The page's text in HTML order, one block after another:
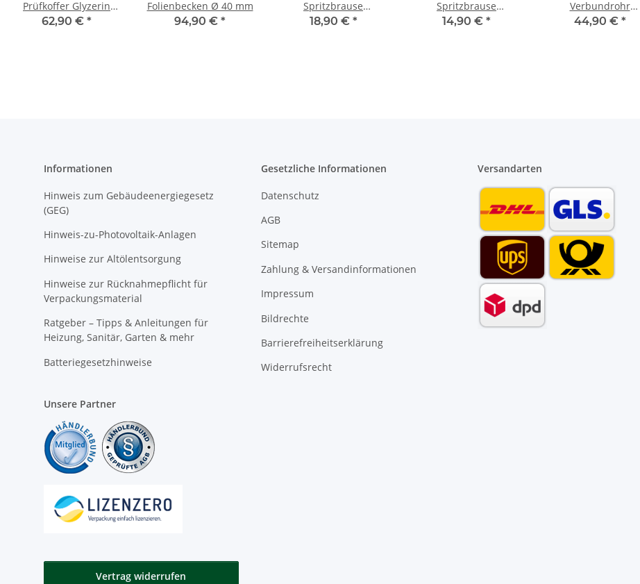
Prüfkoffer Glyzerin
PPKG
62,90 € *
Folienbecken Ø 40 mm
94,90 € *
Spritzbrause
Sprühpistole stufenlos
18,90 € *
Spritzbrause
Sprühpistole 8 fach
14,90 € *
Verbundrohr
Kunststoffrohr 16
44,90 € *
Informationen
Hinweis zum Gebäudeenergiegesetz
(GEG)
Hinweis-zu-Photovoltaik-Anlagen
Hinweise zur Altölentsorgung
Hinweise zur Rücknahmepflicht für
Verpackungsmaterial
Ratgeber – Tipps & Anleitungen für
Heizung, Sanitär, Garten & mehr
Batteriegesetzhinweise
Gesetzliche Informationen
Datenschutz
AGB
Sitemap
Zahlung & Versandinformationen
Impressum
Bildrechte
Barrierefreiheitserklärung
Widerrufsrecht
Versandarten
Unsere Partner
Vertrag widerrufen